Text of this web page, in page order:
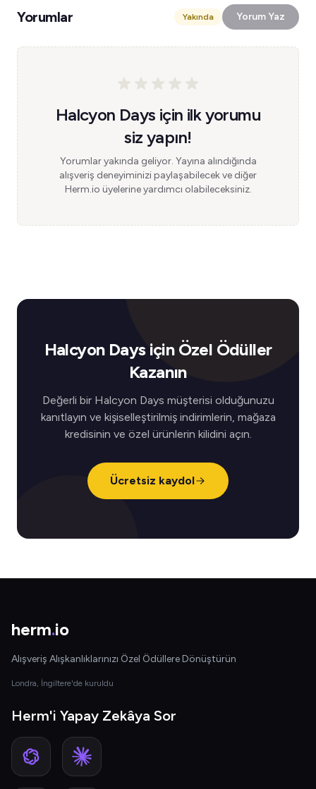
Yorumlar Yakında Yorum Yaz
Halcyon Days için ilk yorumu
siz yapın!
Yorumlar yakında geliyor. Yayına alındığında
alışveriş deneyiminizi paylaşabilecek ve diğer
Herm.io üyelerine yardımcı olabileceksiniz.
Halcyon Days için Özel Ödüller
Kazanın
Değerli bir Halcyon Days müşterisi olduğunuzu
kanıtlayın ve kişiselleştirilmiş indirimlerin, mağaza
kredisinin ve özel ürünlerin kilidini açın.
Ücretsiz kaydol
herm.io
Alışveriş Alışkanlıklarınızı Özel Ödüllere Dönüştürün
Londra, İngiltere'de kuruldu
Herm'i Yapay Zekâya Sor